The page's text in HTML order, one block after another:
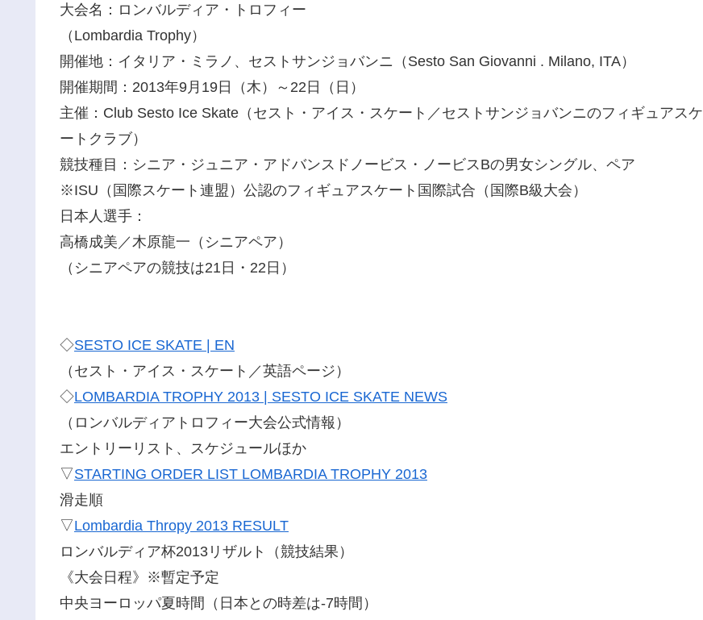
大会名：ロンバルディア・トロフィー
（Lombardia Trophy）
開催地：イタリア・ミラノ、セストサンジョバンニ（Sesto San Giovanni . Milano, ITA）
開催期間：2013年9月19日（木）～22日（日）
主催：Club Sesto Ice Skate（セスト・アイス・スケート／セストサンジョバンニのフィギュアスケ
ートクラブ）
競技種目：シニア・ジュニア・アドバンスドノービス・ノービスBの男女シングル、ペア
※ISU（国際スケート連盟）公認のフィギュアスケート国際試合（国際B級大会）
日本人選手：
高橋成美／木原龍一（シニアペア）
（シニアペアの競技は21日・22日）
◇SESTO ICE SKATE | EN
（セスト・アイス・スケート／英語ページ）
◇LOMBARDIA TROPHY 2013 | SESTO ICE SKATE NEWS
（ロンバルディアトロフィー大会公式情報）
エントリーリスト、スケジュールほか
▽STARTING ORDER LIST LOMBARDIA TROPHY 2013
滑走順
▽Lombardia Thropy 2013 RESULT
ロンバルディア杯2013リザルト（競技結果）
《大会日程》※暫定予定
中央ヨーロッパ夏時間（日本との時差は-7時間）